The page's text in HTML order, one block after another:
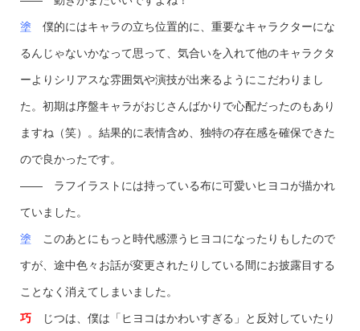
塗 僕的にはキャラの立ち位置的に、重要なキャラクターにな
るんじゃないかなって思って、気合いを入れて他のキャラクタ
ーよりシリアスな雰囲気や演技が出来るようにこだわりまし
た。初期は序盤キャラがおじさんばかりで心配だったのもあり
ますね（笑）。結果的に表情含め、独特の存在感を確保できた
ので良かったです。
—— ラフイラストには持っている布に可愛いヒヨコが描かれ
ていました。
塗 このあとにもっと時代感漂うヒヨコになったりもしたので
すが、途中色々お話が変更されたりしている間にお披露目する
ことなく消えてしまいました。
巧じつは、僕は「ヒヨコはかわいすぎる」と反対していたり